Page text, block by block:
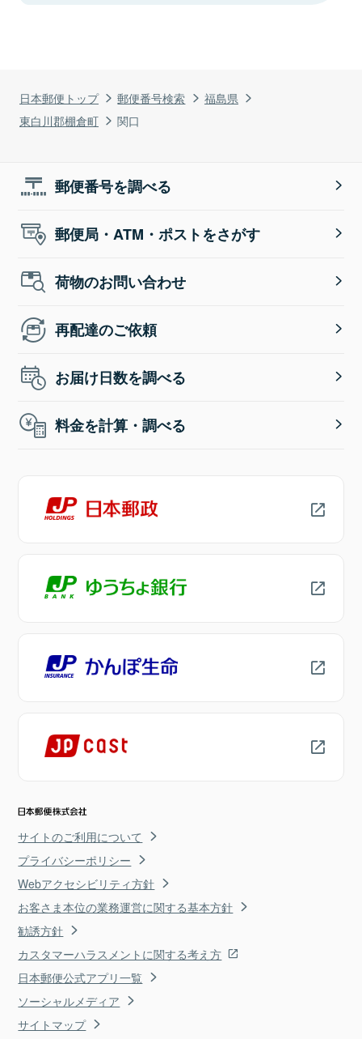
日本郵便トップ 郵便番号検索
福島県
東白川郡棚倉町
関口
郵便番号を調べる
郵便局・ATM・ポストをさがす
荷物のお問い合わせ
再配達のご依頼
お届け日数を調べる
料金を計算・調べる
サイトのご利用について
プライバシーポリシー
Webアクセシビリティ方針
お客さま本位の業務運営に関する基本方針
勧誘方針
カスタマーハラスメントに関する考え方
日本郵便公式アプリ一覧
ソーシャルメディア
サイトマップ